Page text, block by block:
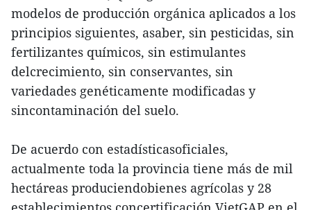
modelos de producción orgánica aplicados a los
principios siguientes, asaber, sin pesticidas, sin
fertilizantes químicos, sin estimulantes
delcrecimiento, sin conservantes, sin
variedades genéticamente modificadas y
sincontaminación del suelo.
De acuerdo con estadísticasoficiales,
actualmente toda la provincia tiene más de mil
hectáreas produciendobienes agrícolas y 28